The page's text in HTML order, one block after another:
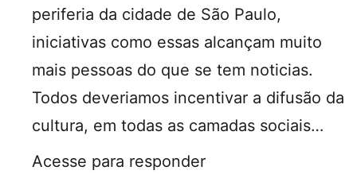
periferia da cidade de São Paulo,
iniciativas como essas alcançam muito
mais pessoas do que se tem noticias.
Todos deveriamos incentivar a difusão da
cultura, em todas as camadas sociais…
Acesse para responder